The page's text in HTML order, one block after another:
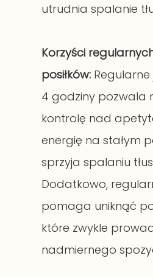
utrudnia spalanie
Korzyści
posiłków:
4 godziny pozwala
kontrolę nad
energię na stałym
sprzyja spalaniu
Dodatkowo,
pomaga uniknąć
które zwykle
nadmiernego